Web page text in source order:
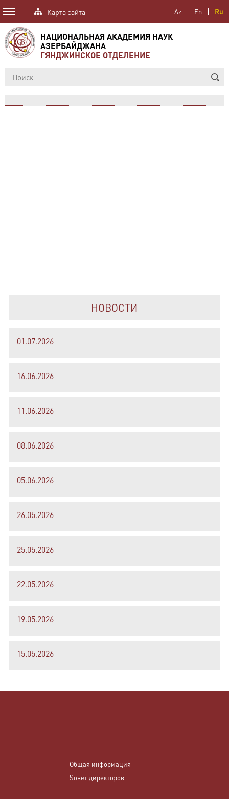
Az En Ru
Карта сайта
НАЦИОНАЛЬНАЯ АКАДЕМИЯ НАУК
АЗЕРБАЙДЖАНА
ГЯНДЖИНСКОЕ ОТДЕЛЕНИЕ
НОВОСТИ
01.07.2026
16.06.2026
11.06.2026
08.06.2026
05.06.2026
26.05.2026
25.05.2026
22.05.2026
19.05.2026
15.05.2026
Общая информация
Sовет директоров